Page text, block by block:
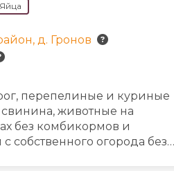
Яйца
д. Гронов
перепелиные и куриные
животные на
без комбикормов и
собственного огорода без